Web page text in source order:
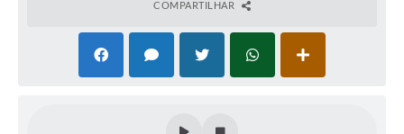
COMPARTILHAR